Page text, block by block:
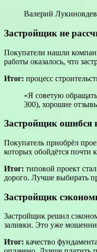
Валерий
Застройщик не
Покупатели нашли
работы оказалось, что
Итог: процесс
«Я советую
300), хорошие
Застройщик ошибся
Покупатель приобрёл
которых обойдётся почти
Итог: типовой проект
дорого. Лучше выбирать
Застройщик
Застройщик решил
заливки. Это уже
Итог: качество